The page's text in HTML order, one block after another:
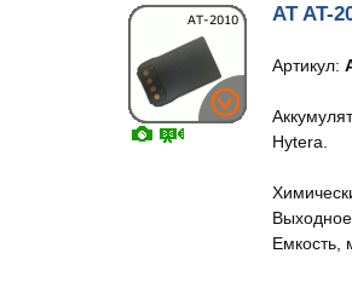
AT AT-
Артикул:
Hytera.
Емкость,